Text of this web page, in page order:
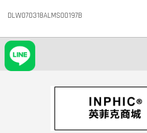
DLW070318ALMS00197B